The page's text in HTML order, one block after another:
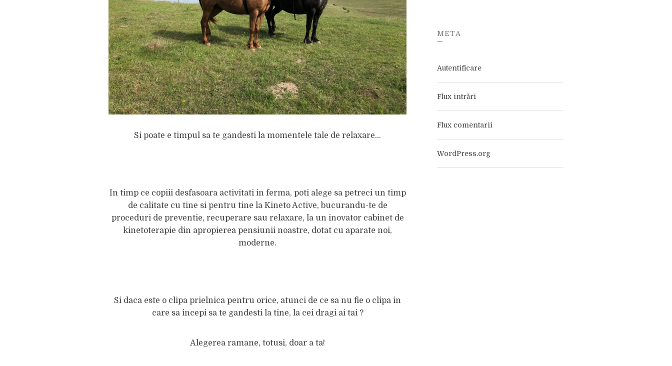
Si poate e timpul sa te gandesti la momentele tale de relaxare…
In timp ce copiii desfasoara activitati in ferma, poti alege sa petreci un timp
de calitate cu tine si pentru tine la Kineto Active, bucurandu-te de
proceduri de preventie, recuperare sau relaxare, la un inovator cabinet de
kinetoterapie din apropierea pensiunii noastre, dotat cu aparate noi,
moderne.
Si daca este o clipa prielnica pentru orice, atunci de ce sa nu fie o clipa in
care sa incepi sa te gandesti la tine, la cei dragi ai tai ?
Alegerea ramane, totusi, doar a ta!
META
Autentificare
Flux intrări
Flux comentarii
WordPress.org